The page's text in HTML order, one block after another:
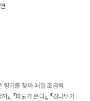
향기를 찾아 매일 조금씩
, 『파도가 온다』, 『감나무가